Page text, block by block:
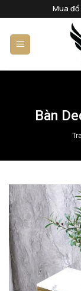
qua
nội
dung
Mua
Bàn